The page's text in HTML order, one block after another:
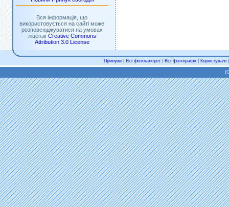
Вся інформація, що
використовується на сайті може
розповсюджуватися на умовах
ліцензії Creative Commons
Attribution 3.0 License
Прилуки| Всі фотогалереї| Всі фотографії| Користувачі